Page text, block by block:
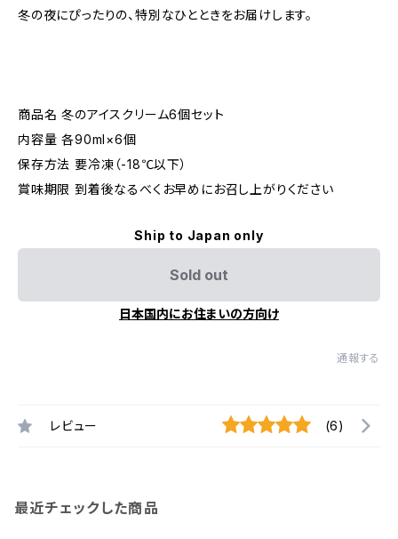
冬の夜にぴったりの、特別なひとときをお届けします。
商品名 冬のアイスクリーム6個セット
内容量 各90ml×6個
保存方法 要冷凍（-18℃以下）
賞味期限 到着後なるべくお早めにお召し上がりください
Ship to Japan only
Sold out
日本国内にお住まいの方向け
通報する
レビュー (6)
最近チェックした商品